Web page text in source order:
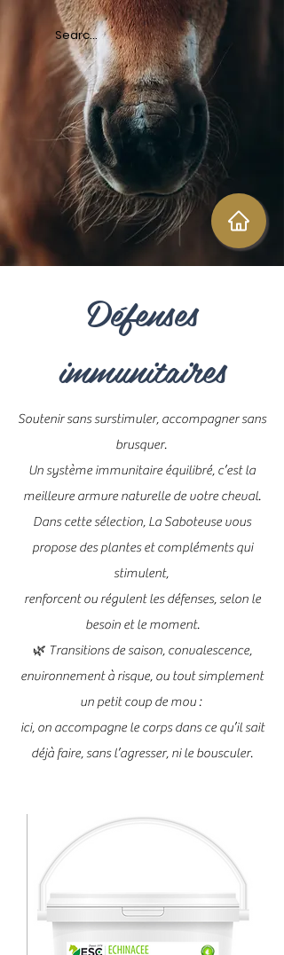
Défenses
immunitaires
Soutenir sans surstimuler, accompagner sans
brusquer.
Un système immunitaire équilibré, c’est la
meilleure armure naturelle de votre cheval.
Dans cette sélection, La Saboteuse vous
propose des plantes et compléments qui
stimulent,
renforcent ou régulent les défenses, selon le
besoin et le moment.
🌿 Transitions de saison, convalescence,
environnement à risque, ou tout simplement
un petit coup de mou :
ici, on accompagne le corps dans ce qu’il sait
déjà faire, sans l’agresser, ni le bousculer.